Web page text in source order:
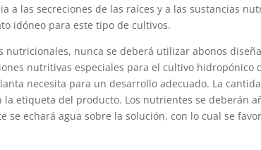
a las secreciones de las raíces y a las sustancias
idóneo para este tipo de cultivos.
nutricionales, nunca se deberá utilizar abonos
nutritivas especiales para el cultivo hidropónico
necesita para un desarrollo adecuado. La
la etiqueta del producto. Los nutrientes se deberán
se echará agua sobre la solución, con lo cual se